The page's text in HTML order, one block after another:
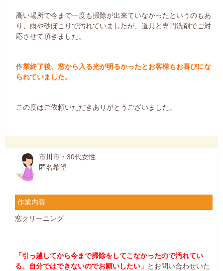
高い場所で今まで一度も掃除が出来ていなかったというのもあ
り、雨や砂ぼこりで汚れていましたが、道具と専門洗剤でご対
応させて頂きました。
作業終了後、窓から入る光が明るかったとお客様もお喜びにな
られていました。
この度はご依頼いただきありがとうございました。
市川市・30代女性
匿名希望
作業内容
窓クリーニング
「引っ越してから今まで掃除をしてこなかったので汚れてい
る。自分ではできないのでお願いしたい」 とお問い合わせいた